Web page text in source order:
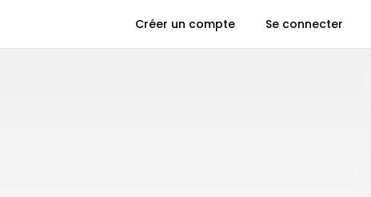
Créer un compte Se connecter